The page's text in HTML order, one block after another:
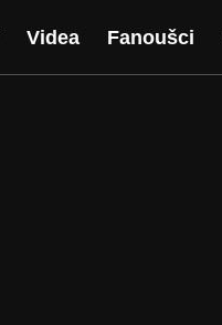
Videa Fanoušci